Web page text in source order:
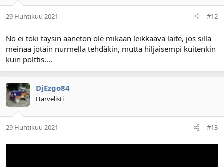
29 Huhtikuu 2021 #12
No ei toki täysin äänetön ole mikaan leikkaava laite, jos sillä
meinaa jotain nurmella tehdäkin, mutta hiljaisempi kuitenkin
kuin polttis....
DjEzgo84
Härvelisti
29 Huhtikuu 2021 #13